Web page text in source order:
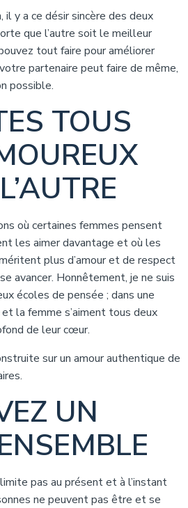
il y a ce désir sincère des deux
que l’autre soit le meilleur
tout faire pour améliorer
partenaire peut faire de même,
possible.
TOUS
où certaines femmes pensent
les aimer davantage et où les
plus d’amour et de respect
avancer. Honnêtement, je ne suis
écoles de pensée ; dans une
la femme s’aiment tous deux
de leur cœur.
sur un amour authentique de
UN
pas au présent et à l’instant
ne peuvent pas être et se